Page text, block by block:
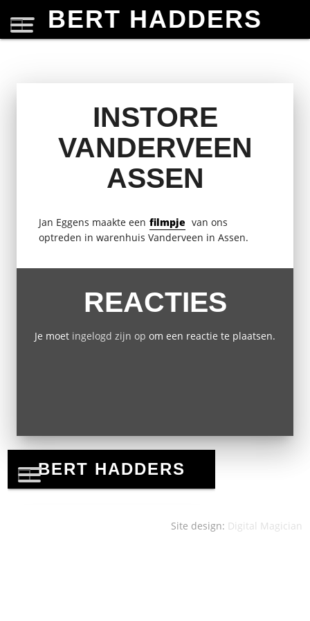
BERT HADDERS
INSTORE
VANDERVEEN
ASSEN
Jan Eggens maakte een filmpje van ons
optreden in warenhuis Vanderveen in Assen.
REACTIES
Je moet ingelogd zijn op om een reactie te plaatsen.
Site design: Digital Magician